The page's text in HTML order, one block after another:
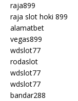
raja899
raja slot hoki 899
alamatbet
vegas899
wdslot77
rodaslot
wdslot77
wdslot77
bandar288